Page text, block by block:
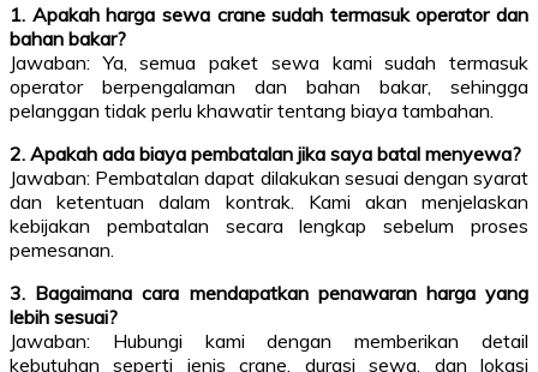
1. Apakah harga sewa crane sudah termasuk operator dan
bahan bakar?
Jawaban: Ya, semua paket sewa kami sudah termasuk
operator berpengalaman dan bahan bakar, sehingga
pelanggan tidak perlu khawatir tentang biaya tambahan.
2. Apakah ada biaya pembatalan jika saya batal menyewa?
Jawaban: Pembatalan dapat dilakukan sesuai dengan syarat
dan ketentuan dalam kontrak. Kami akan menjelaskan
kebijakan pembatalan secara lengkap sebelum proses
pemesanan.
3. Bagaimana cara mendapatkan penawaran harga yang
lebih sesuai?
Jawaban: Hubungi kami dengan memberikan detail
kebutuhan seperti jenis crane, durasi sewa, dan lokasi